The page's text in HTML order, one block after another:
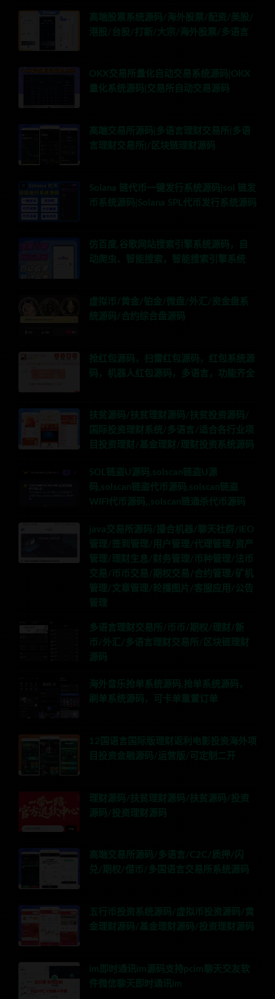
高端股票系统源码/海外股票/配资/美股/
港股/台股/打新/大宗/海外股票/多语言
OKX交易所量化自动交易系统源码|OKX
量化系统源码|交易所自动交易源码
高端交易所源码|多语言理财交易所|多语
言理财交易所|/区块链理财源码
Solana 链代币一键发行系统源码|sol 链发
币系统源码|Solana SPL代币发行系统源码
仿百度,谷歌网站搜索引擎系统源码，自
动爬虫、智能搜索，智能搜索引擎系统
虚拟币/黄金/铂金/微盘/外汇/资金盘系
统源码/合约综合盘源码
抢红包源码，扫雷红包源码，红包系统源
码，机器人红包源码，多语言，功能齐全
扶贫源码/扶贫理财源码/扶贫投资源码/
国际投资理财系统/多语言/适合各行业项
目投资理财/基金理财/理财投资系统源码
SOL链盗U源码,solscan链盗U源
码,solscan链盗代币源码,solscan链盗
WIFI代币源码,,solscan链通杀代币源码
java交易所源码/撮合机器/聊天社群/IEO
管理/签到管理/用户管理/代理管理/资产
管理/理财生息/财务管理/币种管理/法币
交易/币币交易/期权交易/合约管理/矿机
管理/文章管理/轮播图片/客服应用/公告
管理
多语言理财交易所/币币/期权/理财/新
币/外汇/多语言理财交易所/区块链理财
源码
海外音乐抢单系统源码,抢单系统源码，
刷单系统源码，可卡单重置订单
12国语言国际版理财返利电影投资海外项
目投资金融源码/运营版/可定制二开
理财源码/扶贫理财源码/扶贫源码/投资
源码/投资理财源码
高端交易所源码/多语言/C2C/质押/闪
兑/期权/借币/多国语言交易所系统源码
五行币投资系统源码/虚拟币投资源码/黄
金理财源码/基金理财源码/投资理财源码
im即时通讯im源码支持pcim聊天交友软
件微信聊天即时通讯im